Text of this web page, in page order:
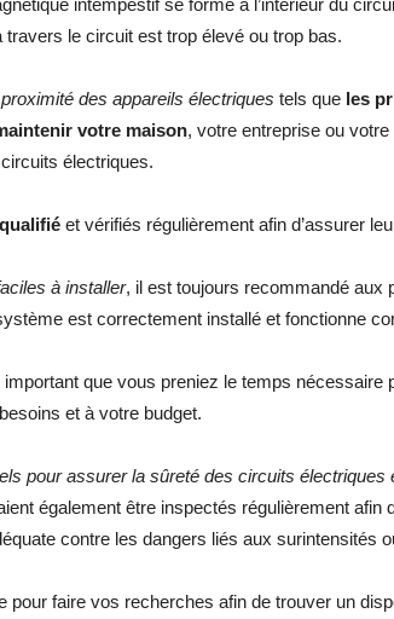
le circuit est trop élevé ou trop bas.
des appareils électriques tels que les
votre maison, votre entreprise ou
électriques.
et vérifiés régulièrement afin d’assurer
à installer, il est toujours recommandé aux
est correctement installé et fonctionne
important que vous preniez le temps nécessaire
et à votre budget.
pour assurer la sûreté des circuits électriques
également être inspectés régulièrement afin
contre les dangers liés aux surintensités
faire vos recherches afin de trouver un